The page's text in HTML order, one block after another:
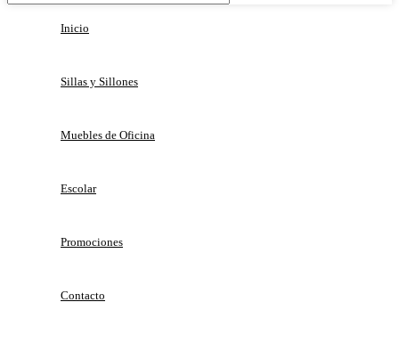
Inicio
Sillas y Sillones
Muebles de Oficina
Escolar
Promociones
Contacto